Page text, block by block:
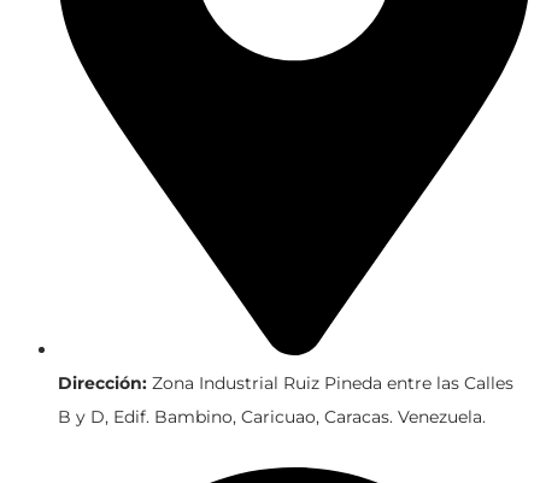
Dirección: Zona Industrial Ruiz Pineda entre las Calles
B y D, Edif. Bambino, Caricuao, Caracas. Venezuela.